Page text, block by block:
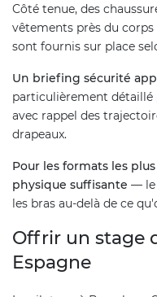
Côté tenue, des
vêtements près du
sont fournis sur place
Un briefing sécurité
particulièrement détaillé
avec rappel des
drapeaux.
Pour les formats les
physique suffisante — le
les bras au-delà de ce
Offrir un stage
Espagne